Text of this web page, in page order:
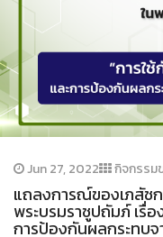
Jun 27, 2022 กิจกรรม
แถลงการณ์ของเภสัช
พระบรมราชูปถัมภ์ เรื่
การป้องกันผลกระทบ